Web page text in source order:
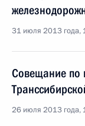
31 июля 2013 года,
Совещание по
26 июля 2013 года,